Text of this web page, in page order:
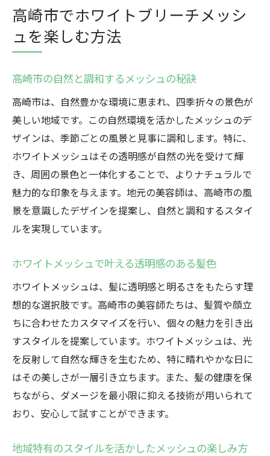
高崎市ならではのメッシュデザインの魅力
春夏秋冬に合わせたホワイトメッシュのコ
ホワイトブリーチで髪に新たな輝きを
ホワイトメッシュが高崎市で人気の理由
自然と文化が引き立てるホワイトメッシュ
高崎市で愛されるメッシュの特徴とは
透明感あふれる髪色の秘密
地元美容師が勧めるホワイトメッシュ
季節ごとの風景に合うメッシュの魅力
髪に与えるホワイトメッシュの効果
群馬の風景に映えるメッシュの魅力
自然を感じるホワイトメッシュの特徴
高崎市で実現する透明感のあるスタイル
地元特有の風土に合うメッシュ選び
群馬県の四季と共に楽しむメッシュ
自然美を引き出すホワイトメッシュの技
高崎市の美容師が教える最新メッシュトレンド
最新トレンドで楽しむホワイトメッシュ
ル
高崎市でホワイトブリーチメッシ
ュを楽しむ方法
高崎市の自然と調和するメッシュの秘訣
高崎市は、自然豊かな環境に恵まれ、四季折々の景色が
美しい地域です。この自然環境を活かしたメッシュのデ
ザインは、季節ごとの風景と見事に調和します。特に、
ホワイトメッシュはその透明感が自然の光を受けて輝
き、周囲の景色と一体化することで、よりナチュラルで
魅力的な印象を与えます。地元の美容師は、高崎市の風
景を意識したデザインを提案し、自然と調和するスタイ
ルを実現しています。
ホワイトメッシュで叶える透明感のある髪色
ホワイトメッシュは、髪に透明感と明るさをもたらす理
想的な選択肢です。高崎市の美容師たちは、髪質や顔立
ちに合わせたカスタマイズを行い、個々の魅力を引き出
すスタイルを提案しています。ホワイトメッシュは、光
を反射して自然な輝きを生むため、特に晴れやかな日に
はその美しさが一層引き立ちます。また、髪の健康を保
ちながら、ダメージを最小限に抑える技術が用いられて
おり、安心して試すことができます。
地域特有のスタイルを活かしたメッシュの楽しみ方